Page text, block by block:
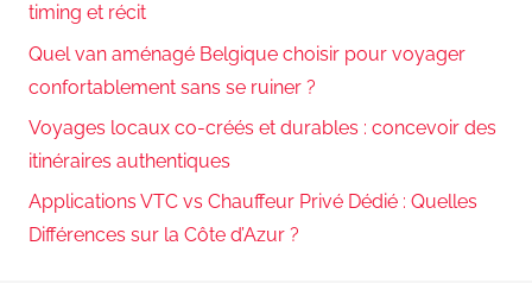
timing et récit
Quel van aménagé Belgique choisir pour voyager
confortablement sans se ruiner ?
Voyages locaux co-créés et durables : concevoir des
itinéraires authentiques
Applications VTC vs Chauffeur Privé Dédié : Quelles
Différences sur la Côte d’Azur ?